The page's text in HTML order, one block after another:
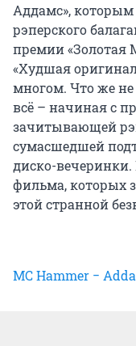
Аддамс», которым
рэперского
премии «Золотая
«Худшая
многом. Что же не
всё – начиная с
зачитывающей
сумасшедшей
диско-вечеринки.
фильма, которых
этой странной
MC Hammer −